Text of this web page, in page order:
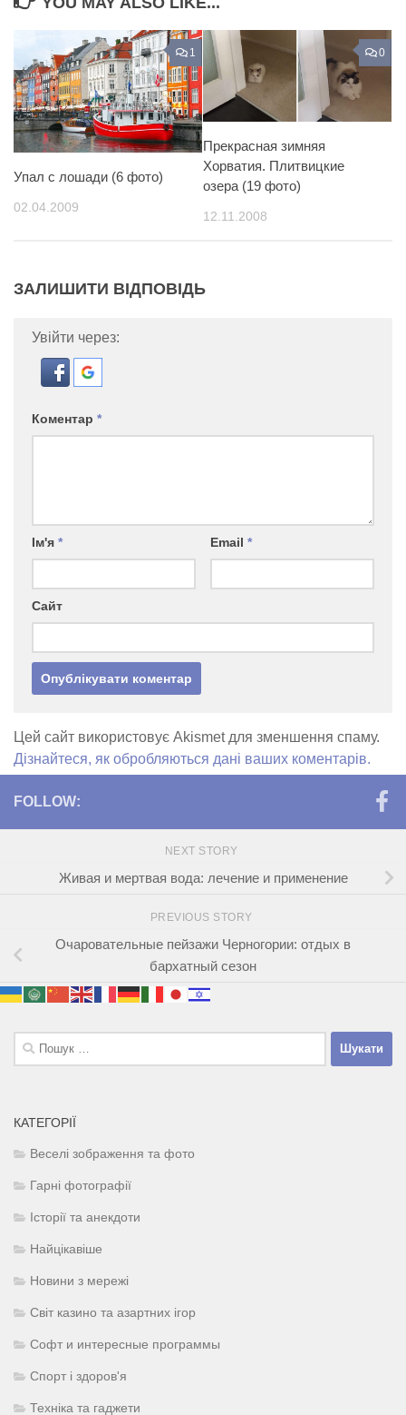
1
Упал с лошади (6 фото)
02.04.2009
0
Прекрасная зимняя
Хорватия. Плитвицкие
озера (19 фото)
12.11.2008
ЗАЛИШИТИ ВІДПОВІДЬ
Увійти через:
Коментар *
Ім'я * Email *
Сайт
Цей сайт використовує Akismet для зменшення спаму.
Дізнайтеся, як обробляються дані ваших коментарів.
FOLLOW:
NEXT STORY
Живая и мертвая вода: лечение и применение
PREVIOUS STORY
Очаровательные пейзажи Черногории: отдых в
бархатный сезон
Пошук:
КАТЕГОРІЇ
Веселі зображення та фото
Гарні фотографії
Історії та анекдоти
Найцікавіше
Новини з мережі
Світ казино та азартних ігор
Софт и интересные программы
Спорт і здоров'я
Техніка та гаджети